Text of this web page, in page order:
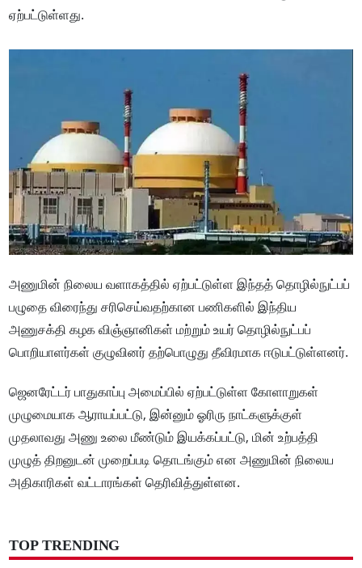
ஏற்பட்டுள்ளது.
அணுமின் நிலைய வளாகத்தில் ஏற்பட்டுள்ள இந்தத் தொழில்நுட்பப்
பழுதை விரைந்து சரிசெய்வதற்கான பணிகளில் இந்திய
அணுசக்தி கழக விஞ்ஞானிகள் மற்றும் உயர் தொழில்நுட்பப்
பொறியாளர்கள் குழுவினர் தற்பொழுது தீவிரமாக ஈடுபட்டுள்ளனர்.
ஜெனரேட்டர் பாதுகாப்பு அமைப்பில் ஏற்பட்டுள்ள கோளாறுகள்
முழுமையாக ஆராயப்பட்டு, இன்னும் ஓரிரு நாட்களுக்குள்
முதலாவது அணு உலை மீண்டும் இயக்கப்பட்டு, மின் உற்பத்தி
முழுத் திறனுடன் முறைப்படி தொடங்கும் என அணுமின் நிலைய
அதிகாரிகள் வட்டாரங்கள் தெரிவித்துள்ளன.
TOP TRENDING